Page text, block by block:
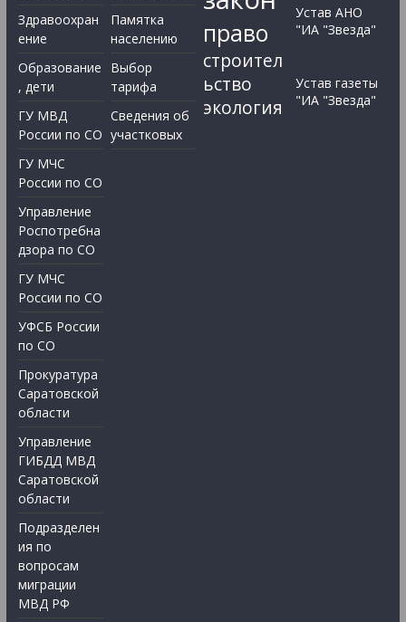
Здравоохран
ение
Образование
, дети
ГУ МВД
России по СО
ГУ МЧС
России по СО
Управление
Роспотребна
дзора по СО
ГУ МЧС
России по СО
УФСБ России
по СО
Прокуратура
Саратовской
области
Управление
ГИБДД МВД
Саратовской
области
Подразделен
ия по
вопросам
миграции
МВД РФ
Памятка
населению
Выбор
тарифа
Сведения об
участковых
право
строител
ьство
экология
Устав АНО
"ИА "Звезда"
Устав газеты
"ИА "Звезда"